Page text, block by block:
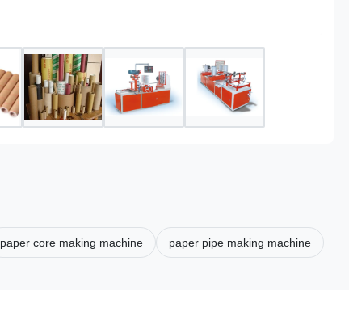
paper core making machine paper pipe making machine